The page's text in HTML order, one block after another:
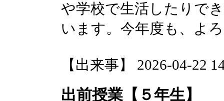
や学校で生活したりで
います。今年度も、よ
【出来事】 2026-04-22
出前授業【５年生】